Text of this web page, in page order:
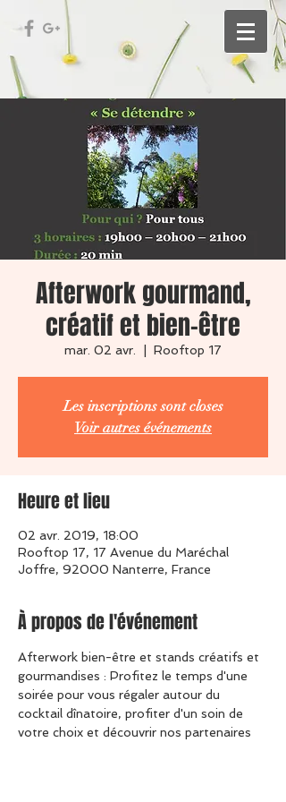
Afterwork gourmand,
créatif et bien-être
mar. 02 avr. Rooftop 17
Les inscriptions sont closes
Voir autres événements
Heure et lieu
02 avr. 2019, 18:00
Rooftop 17, 17 Avenue du Maréchal
Joffre, 92000 Nanterre, France
À propos de l'événement
Afterwork bien-être et stands créatifs et
gourmandises : Profitez le temps d'une
soirée pour vous régaler autour du
cocktail dînatoire, profiter d'un soin de
votre choix et découvrir nos partenaires